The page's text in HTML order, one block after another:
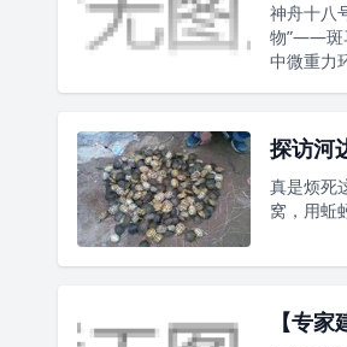
神舟十八
物”——斑
中微重力
探访河
真是烦死
窝，用蚯
【专